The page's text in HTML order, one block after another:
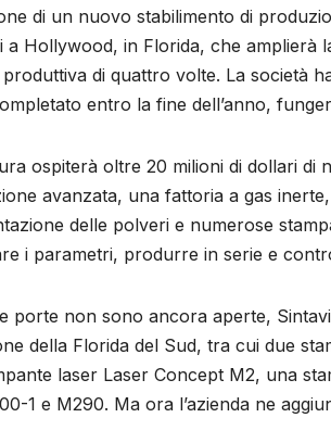
di un nuovo stabilimento di
a Hollywood, in Florida, che amplierà
di quattro volte. La società
entro la fine dell’anno,
ospiterà oltre 20 milioni di dollari di
avanzata, una fattoria a gas
delle polveri e numerose
i parametri, produrre in serie e
porte non sono ancora aperte,
della Florida del Sud, tra cui due
laser Laser Concept M2, una
1 e M290. Ma ora l’azienda ne